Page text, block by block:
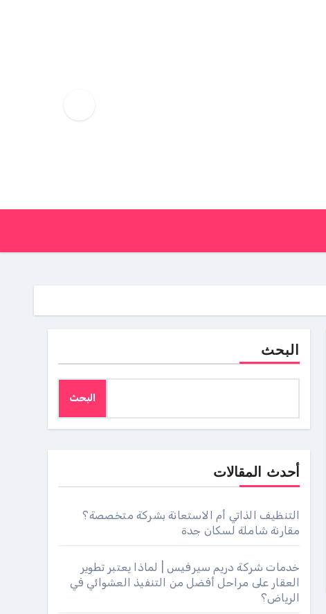
البحث
البحث
أحدث المقالات
التنظيف الذاتي أم الاستعانة بشركة متخصصة؟
مقارنة شاملة لسكان جدة
خدمات شركة دريم سيرفيس | لماذا يعتبر تطوير
العقار على مراحل أفضل من التنفيذ العشوائي في
الرياض؟